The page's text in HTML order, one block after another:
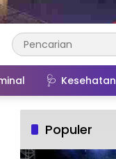
🩺 Kesehatan
Populer